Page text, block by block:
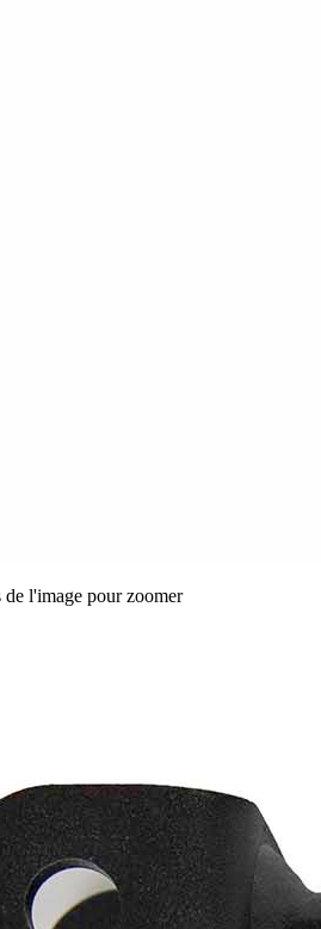
de l'image pour zoomer